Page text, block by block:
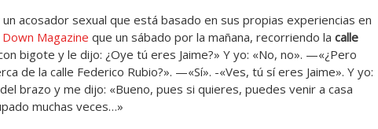
acosador sexual que está basado en sus propias experiencias en
Down Magazine que un sábado por la mañana, recorriendo la calle
bigote y le dijo: ¿Oye tú eres Jaime?» Y yo: «No, no». —«¿Pero
de la calle Federico Rubio?». —«Sí». -«Ves, tú sí eres Jaime». Y yo:
brazo y me dijo: «Bueno, pues si quieres, puedes venir a casa
muchas veces…»